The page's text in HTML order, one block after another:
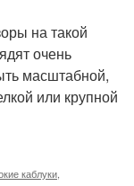
на такой
очень
масштабной,
или крупной
каблуки